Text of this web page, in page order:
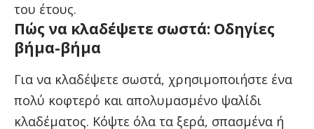
του έτους.
Πώς να κλαδέψετε σωστά: Οδηγίες
βήμα-βήμα
Για να κλαδέψετε σωστά, χρησιμοποιήστε ένα
πολύ κοφτερό και απολυμασμένο ψαλίδι
κλαδέματος. Κόψτε όλα τα ξερά, σπασμένα ή